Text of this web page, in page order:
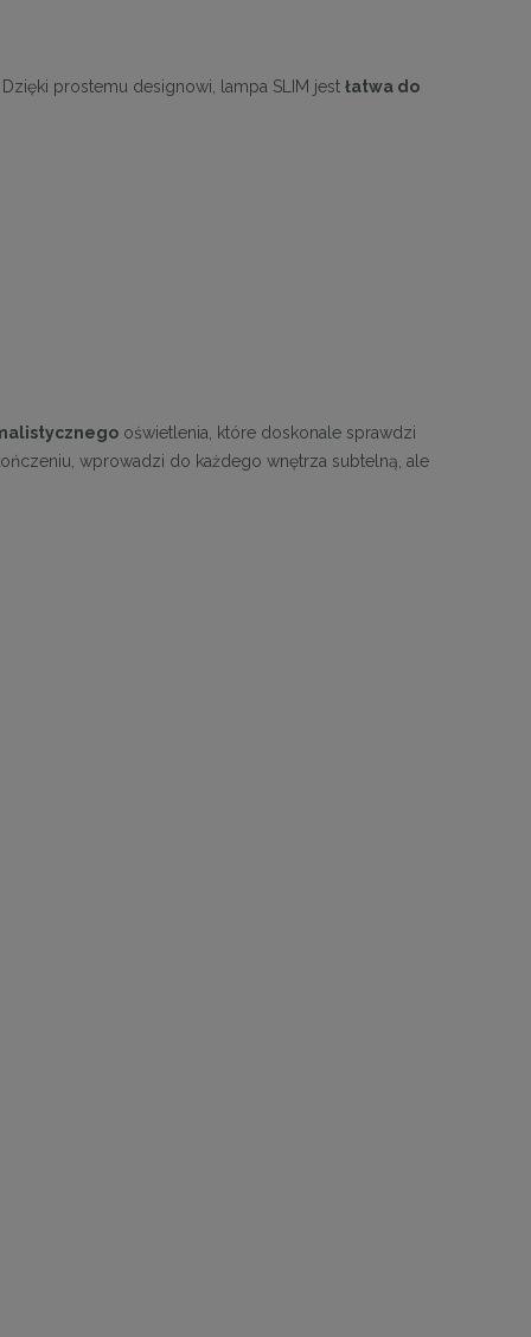
prostemu designowi, lampa SLIM jest łatwa do
oświetlenia, które doskonale sprawdzi
wprowadzi do każdego wnętrza subtelną, ale